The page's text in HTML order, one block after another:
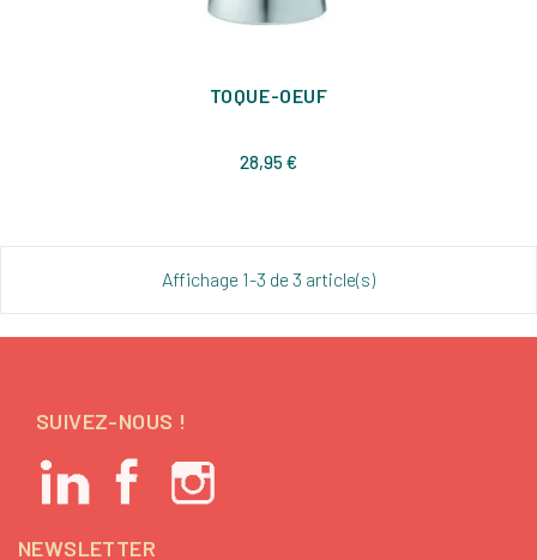
TOQUE-OEUF
28,95 €
Affichage 1-3 de 3 article(s)
SUIVEZ-NOUS !
NEWSLETTER